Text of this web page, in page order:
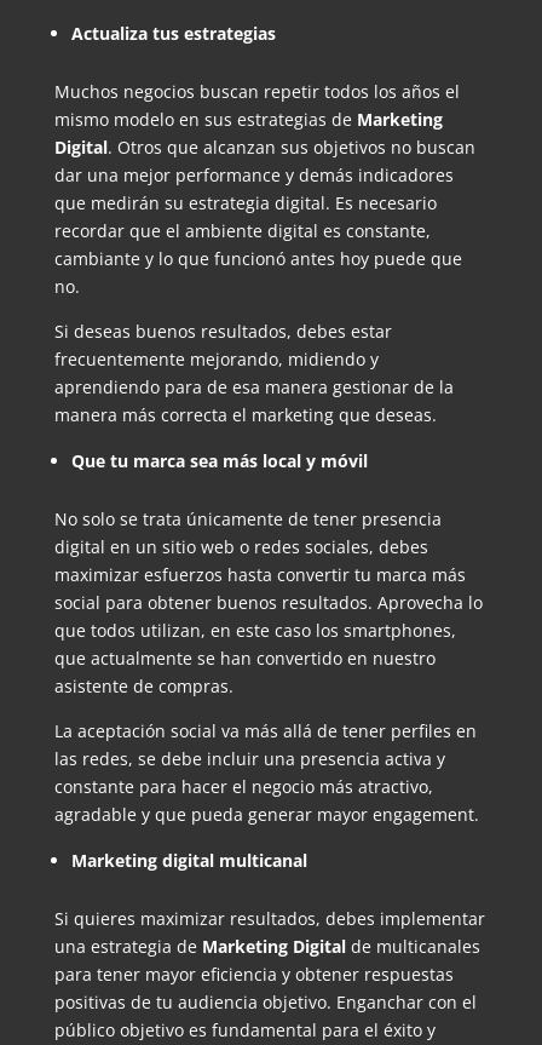
Actualiza tus estrategias
Muchos negocios buscan repetir todos los años el
mismo modelo en sus estrategias de Marketing
Digital. Otros que alcanzan sus objetivos no buscan
dar una mejor performance y demás indicadores
que medirán su estrategia digital. Es necesario
recordar que el ambiente digital es constante,
cambiante y lo que funcionó antes hoy puede que
no.
Si deseas buenos resultados, debes estar
frecuentemente mejorando, midiendo y
aprendiendo para de esa manera gestionar de la
manera más correcta el marketing que deseas.
Que tu marca sea más local y móvil
No solo se trata únicamente de tener presencia
digital en un sitio web o redes sociales, debes
maximizar esfuerzos hasta convertir tu marca más
social para obtener buenos resultados. Aprovecha lo
que todos utilizan, en este caso los smartphones,
que actualmente se han convertido en nuestro
asistente de compras.
La aceptación social va más allá de tener perfiles en
las redes, se debe incluir una presencia activa y
constante para hacer el negocio más atractivo,
agradable y que pueda generar mayor engagement.
Marketing digital multicanal
Si quieres maximizar resultados, debes implementar
una estrategia de Marketing Digitalde multicanales
para tener mayor eficiencia y obtener respuestas
positivas de tu audiencia objetivo. Enganchar con el
público objetivo es fundamental para el éxito y